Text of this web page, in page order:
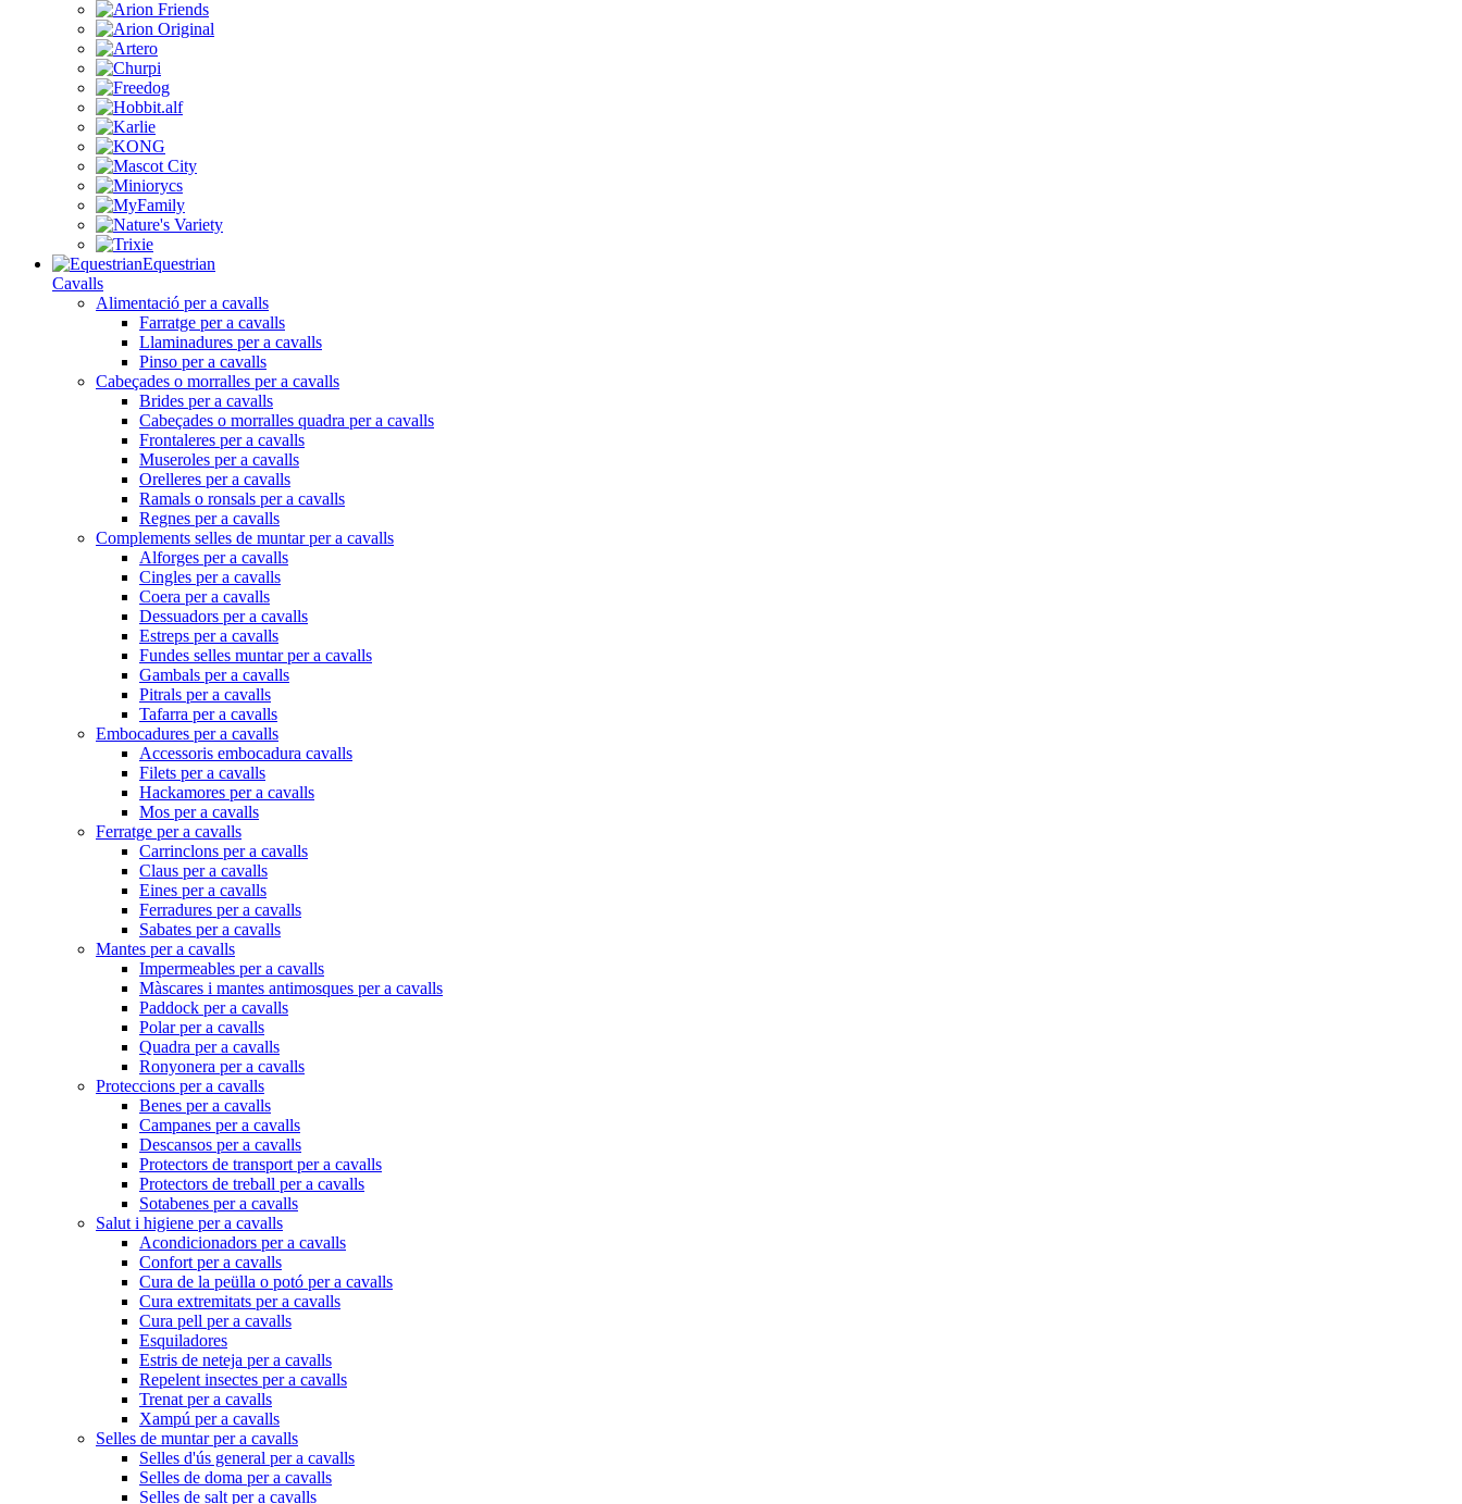
Equestrian
Cavalls
Alimentació per a cavalls
Farratge per a cavalls
Llaminadures per a cavalls
Pinso per a cavalls
Cabeçades o morralles per a cavalls
Brides per a cavalls
Cabeçades o morralles quadra per a cavalls
Frontaleres per a cavalls
Museroles per a cavalls
Orelleres per a cavalls
Ramals o ronsals per a cavalls
Regnes per a cavalls
Complements selles de muntar per a cavalls
Alforges per a cavalls
Cingles per a cavalls
Coera per a cavalls
Dessuadors per a cavalls
Estreps per a cavalls
Fundes selles muntar per a cavalls
Gambals per a cavalls
Pitrals per a cavalls
Tafarra per a cavalls
Embocadures per a cavalls
Accessoris embocadura cavalls
Filets per a cavalls
Hackamores per a cavalls
Mos per a cavalls
Ferratge per a cavalls
Carrinclons per a cavalls
Claus per a cavalls
Eines per a cavalls
Ferradures per a cavalls
Sabates per a cavalls
Mantes per a cavalls
Impermeables per a cavalls
Màscares i mantes antimosques per a cavalls
Paddock per a cavalls
Polar per a cavalls
Quadra per a cavalls
Ronyonera per a cavalls
Proteccions per a cavalls
Benes per a cavalls
Campanes per a cavalls
Descansos per a cavalls
Protectors de transport per a cavalls
Protectors de treball per a cavalls
Sotabenes per a cavalls
Salut i higiene per a cavalls
Acondicionadors per a cavalls
Confort per a cavalls
Cura de la peülla o potó per a cavalls
Cura extremitats per a cavalls
Cura pell per a cavalls
Esquiladores
Estris de neteja per a cavalls
Repelent insectes per a cavalls
Trenat per a cavalls
Xampú per a cavalls
Selles de muntar per a cavalls
Selles d'ús general per a cavalls
Selles de doma per a cavalls
Selles de salt per a cavalls